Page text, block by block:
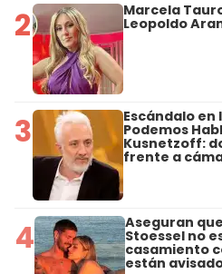
2 Marcela
Leopoldo
3 Escándalo en
Podemos
Kusnetzoff:
frente a
4 Aseguran
Stoessel no
casamiento
están